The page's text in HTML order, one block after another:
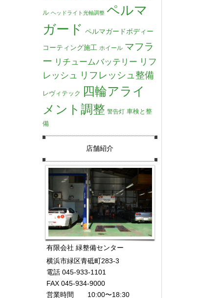
ル ヘッドライト光軸調整 ペルマ
ガード ペルマガードボディー
コーティング施工 ホイール マフラ
ー リチュームバッテリー リフ
レッシュ
リフレッシュ整備
レヴィテック 四輪アライ
メント調整 警告灯 車検と整
備
店舗紹介
有限会社 緑整備センター
横浜市緑区青砥町283-3
電話 045-933-1101
FAX 045-934-9000
営業時間 10:00〜18:30